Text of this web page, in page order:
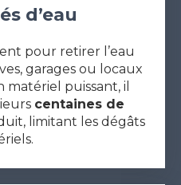
d’eau
pour retirer l’eau
garages ou locaux
matériel puissant, il
centaines de
limitant les dégâts